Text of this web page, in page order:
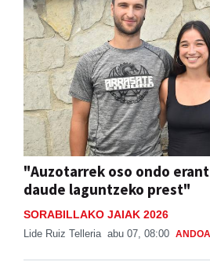
"Auzotarrek oso ondo
daude laguntzeko prest"
SORABILLAKO JAIAK 2026
Lide Ruiz Telleria abu 07, 08:00